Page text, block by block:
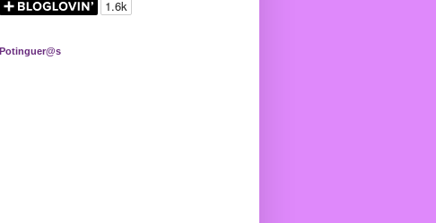
Potinguer@s